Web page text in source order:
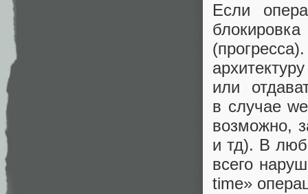
Если
или
в случаe
возможно,
и тд). В
всего
time»